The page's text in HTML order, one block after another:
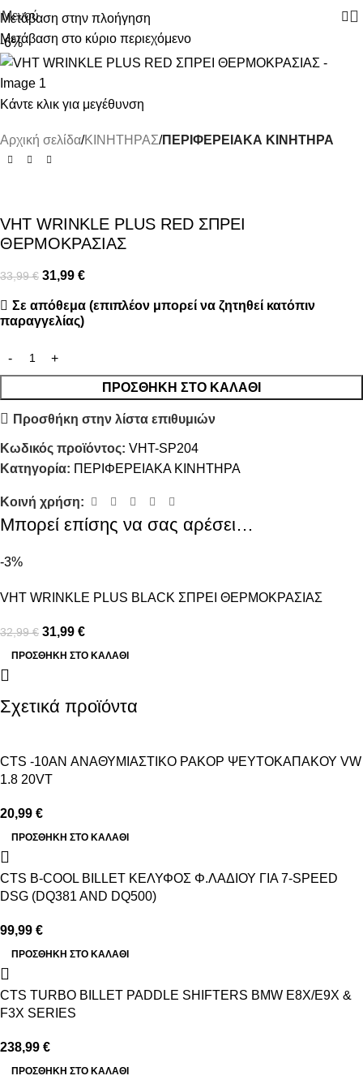
Μετάβαση στην πλοήγηση
Μετάβαση στο κύριο περιεχόμενο
Μενού
-6%
Κάντε κλικ για μεγέθυνση
Αρχική σελίδα ΚΙΝΗΤΗΡΑΣ ΠΕΡΙΦΕΡΕΙΑΚΑ ΚΙΝΗΤΗΡΑ
VHT WRINKLE PLUS RED ΣΠΡΕΙ
ΘΕΡΜΟΚΡΑΣΙΑΣ
33,99€ 31,99 €
Σε απόθεμα (επιπλέον μπορεί να ζητηθεί κατόπιν
παραγγελίας)
ΠΡΟΣΘΉΚΗ ΣΤΟ ΚΑΛΆΘΙ
Προσθήκη στην λίστα επιθυμιών
Κωδικός προϊόντος: VHT-SP204
Κατηγορία: ΠΕΡΙΦΕΡΕΙΑΚΑ ΚΙΝΗΤΗΡΑ
Κοινή χρήση:
Μπορεί επίσης να σας αρέσει…
-3%
VHT WRINKLE PLUS BLACK ΣΠΡΕΙ ΘΕΡΜΟΚΡΑΣΙΑΣ
32,99€ 31,99 €
ΠΡΟΣΘΉΚΗ ΣΤΟ ΚΑΛΆΘΙ
Σχετικά προϊόντα
CTS -10AN ΑΝΑΘΥΜΙΑΣΤΙΚΟ ΡΑΚΟΡ ΨΕΥΤΟΚΑΠΑΚΟΥ VW
1.8 20VT
20,99 €
ΠΡΟΣΘΉΚΗ ΣΤΟ ΚΑΛΆΘΙ
CTS B-COOL BILLET ΚΕΛΥΦΟΣ Φ.ΛΑΔΙΟΥ ΓΙΑ 7-SPEED
DSG (DQ381 AND DQ500)
99,99 €
ΠΡΟΣΘΉΚΗ ΣΤΟ ΚΑΛΆΘΙ
CTS TURBO BILLET PADDLE SHIFTERS BMW E8X/E9X &
F3X SERIES
238,99 €
ΠΡΟΣΘΉΚΗ ΣΤΟ ΚΑΛΆΘΙ